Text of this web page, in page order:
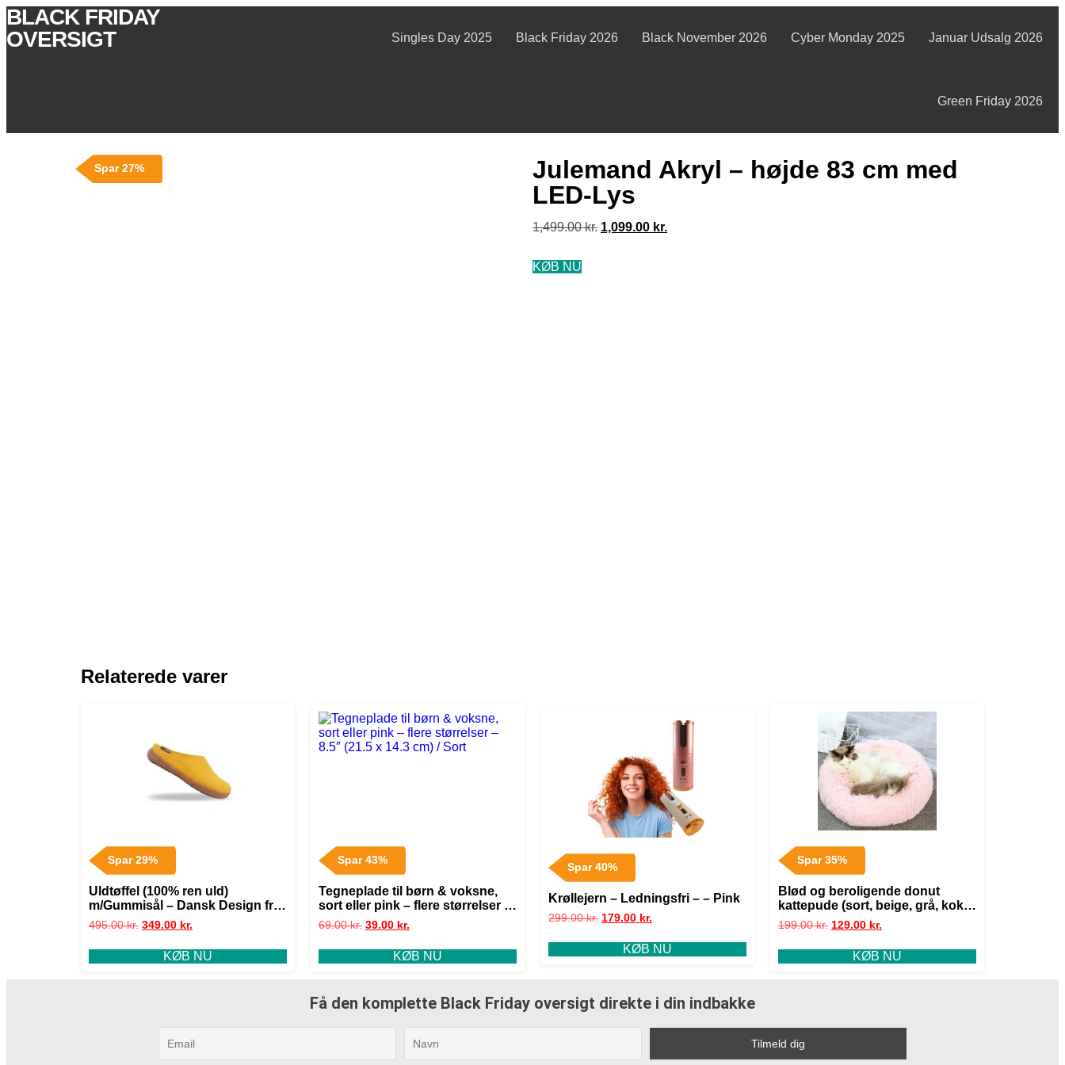
BLACK FRIDAY
OVERSIGT
Singles Day 2025 Black Friday 2026 Black November 2026 Cyber Monday 2025 Januar Udsalg 2026
Green Friday 2026
Spar 27%
Julemand Akryl – højde 83 cm med
LED-Lys
1,499.00kr. 1,099.00 kr.
KØB NU
Relaterede varer
Spar 29%
Uldtøffel (100% ren uld)
m/Gummisål – Dansk Design fra
SHUS – blå / 40
495.00kr. 349.00 kr.
KØB NU
Spar 43%
Tegneplade til børn & voksne,
sort eller pink – flere størrelser –
8.5″ (21.5 x 14.3 cm) / Sort
69.00kr. 39.00 kr.
KØB NU
Spar 40%
Krøllejern – Ledningsfri – – Pink
299.00kr. 179.00 kr.
KØB NU
Spar 35%
Blød og beroligende donut
kattepude (sort, beige, grå, koks
eller pink) – Pink / 60 cm
199.00kr. 129.00 kr.
KØB NU
Få den komplette Black Friday oversigt direkte i din indbakke